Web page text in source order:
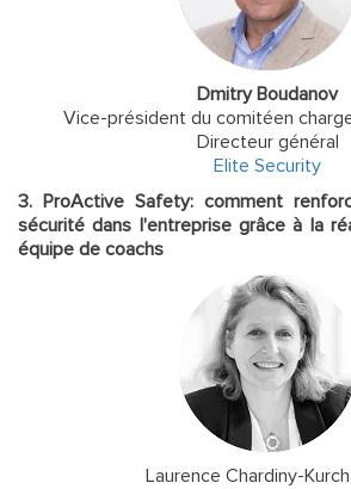
Dmitry Boudanov
Vice-président du comitéen
Directeur général
Elite Security
3. ProActive Safety: comment
sécurité dans l'entreprise grâce à la
équipe de coachs
Laurence Chardiny-